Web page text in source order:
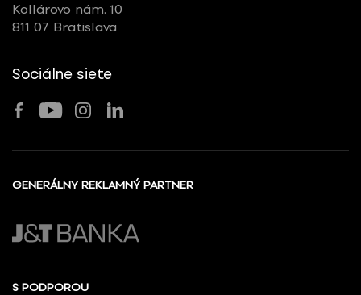
Kollárovo nám. 10
811 07 Bratislava
Sociálne siete
GENERÁLNY REKLAMNÝ PARTNER
S PODPOROU